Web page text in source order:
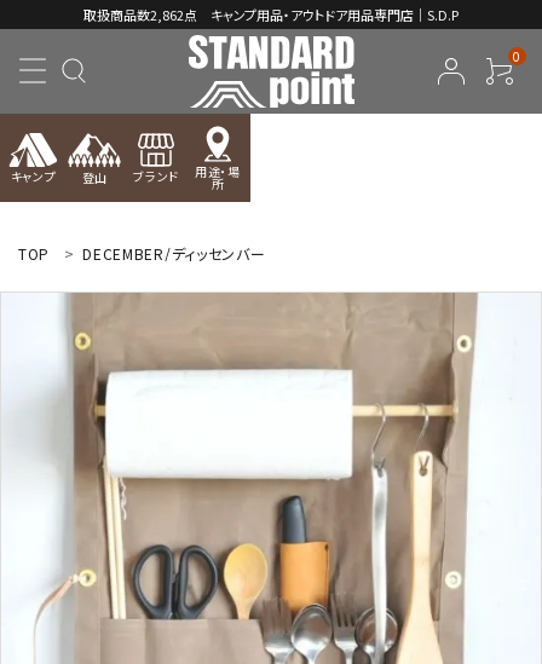
取扱商品数2,862点 キャンプ用品・アウトドア用品専門店｜S.D.P
0
キャンプ 登山 ブランド 用途・場
所
ようこそ ゲスト 様
コンテンツ
INFORMATION
TOP DECEMBER/ディッセンバー